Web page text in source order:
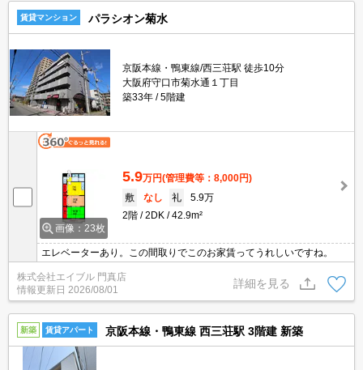
賃貸マンション パラシオン菊水
京阪本線・鴨東線/西三荘駅 徒歩10分
大阪府守口市菊水通１丁目
築33年
5階建
画像：23枚
5.9万円(管理費等：8,000円)
敷
なし 礼
5.9万
2階
2DK 42.9m²
エレベーターあり。この間取りでこのお家賃ってうれしいですね。
株式会社エイブル 門真店
情報更新日 2026/08/01
詳細を見る
新築 賃貸アパート 京阪本線・鴨東線 西三荘駅 3階建 新築